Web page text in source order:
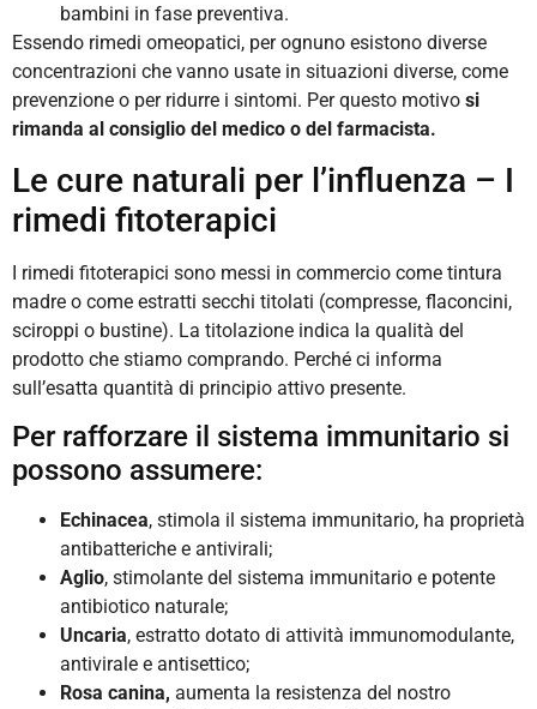
bambini in fase preventiva.
Essendo rimedi omeopatici, per ognuno esistono diverse
concentrazioni che vanno usate in situazioni diverse, come
prevenzione o per ridurre i sintomi. Per questo motivo si
rimanda al consiglio del medico o del farmacista.
Le cure naturali per l’influenza – I
rimedi fitoterapici
I rimedi fitoterapici sono messi in commercio come tintura
madre o come estratti secchi titolati (compresse, flaconcini,
sciroppi o bustine). La titolazione indica la qualità del
prodotto che stiamo comprando. Perché ci informa
sull’esatta quantità di principio attivo presente.
Per rafforzare il sistema immunitario si
possono assumere:
Echinacea, stimola il sistema immunitario, ha proprietà
antibatteriche e antivirali;
Aglio, stimolante del sistema immunitario e potente
antibiotico naturale;
Uncaria, estratto dotato di attività immunomodulante,
antivirale e antisettico;
Rosa canina, aumenta la resistenza del nostro